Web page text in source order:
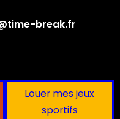
break.fr
Louer mes jeux
sportifs